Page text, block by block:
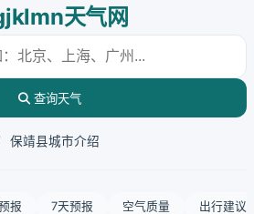
天气网
查询天气
保靖县城市介绍
报 7天预报 空气质量 出行建议